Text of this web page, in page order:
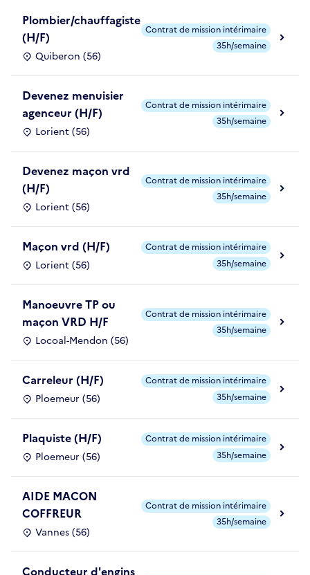
Plombier/chauffagiste
(H/F)
Quiberon (56)
Contrat de mission intérimaire
35h/semaine
Devenez menuisier
agenceur (H/F)
Lorient (56)
Contrat de mission intérimaire
35h/semaine
Devenez maçon vrd
(H/F)
Lorient (56)
Contrat de mission intérimaire
35h/semaine
Maçon vrd (H/F)
Lorient (56)
Contrat de mission intérimaire
35h/semaine
Manoeuvre TP ou
maçon VRD H/F
Locoal-Mendon (56)
Contrat de mission intérimaire
35h/semaine
Carreleur (H/F)
Ploemeur (56)
Contrat de mission intérimaire
35h/semaine
Plaquiste (H/F)
Ploemeur (56)
Contrat de mission intérimaire
35h/semaine
AIDE MACON
COFFREUR
Vannes (56)
Contrat de mission intérimaire
35h/semaine
Conducteur d'engins